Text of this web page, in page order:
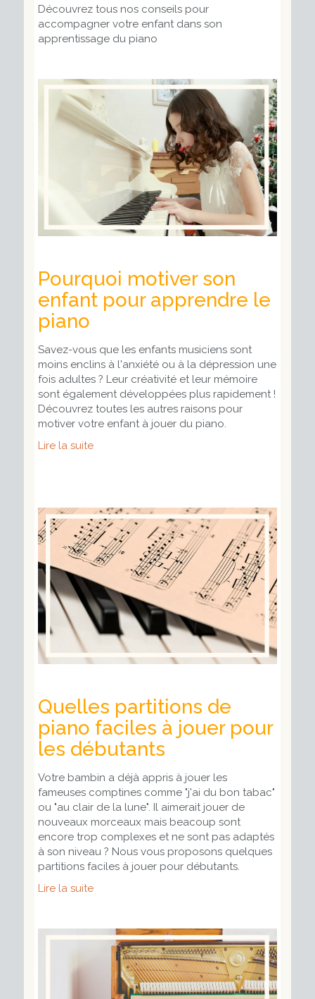
Découvrez tous nos conseils pour
accompagner votre enfant dans son
apprentissage du piano
Pourquoi motiver son
enfant pour apprendre le
piano
Savez-vous que les enfants musiciens sont
moins enclins à l'anxiété ou à la dépression une
fois adultes ? Leur créativité et leur mémoire
sont également développées plus rapidement !
Découvrez toutes les autres raisons pour
motiver votre enfant à jouer du piano.
Lire la suite
Quelles partitions de
piano faciles à jouer pour
les débutants
Votre bambin a déjà appris à jouer les
fameuses comptines comme "j'ai du bon tabac"
ou "au clair de la lune". Il aimerait jouer de
nouveaux morceaux mais beacoup sont
encore trop complexes et ne sont pas adaptés
à son niveau ? Nous vous proposons quelques
partitions faciles à jouer pour débutants.
Lire la suite